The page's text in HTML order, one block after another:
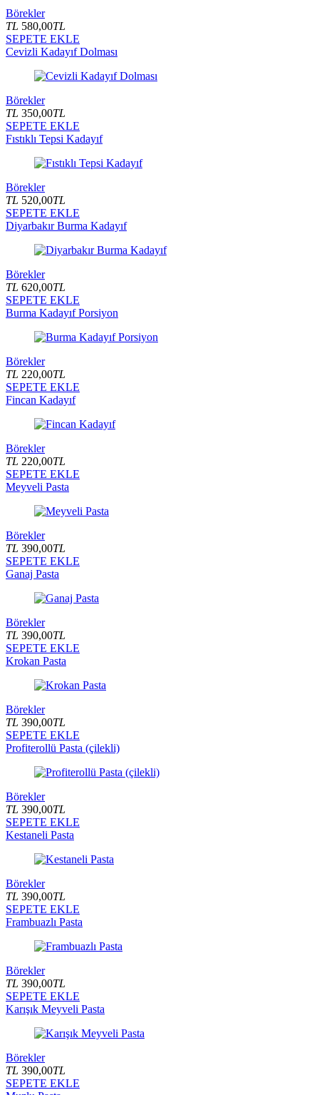
Börekler
TL 580,00TL
SEPETE EKLE
Cevizli Kadayıf Dolması
Börekler
TL 350,00TL
SEPETE EKLE
Fıstıklı Tepsi Kadayıf
Börekler
TL 520,00TL
SEPETE EKLE
Diyarbakır Burma Kadayıf
Börekler
TL 620,00TL
SEPETE EKLE
Burma Kadayıf Porsiyon
Börekler
TL 220,00TL
SEPETE EKLE
Fincan Kadayıf
Börekler
TL 220,00TL
SEPETE EKLE
Meyveli Pasta
Börekler
TL 390,00TL
SEPETE EKLE
Ganaj Pasta
Börekler
TL 390,00TL
SEPETE EKLE
Krokan Pasta
Börekler
TL 390,00TL
SEPETE EKLE
Profiterollü Pasta (çilekli)
Börekler
TL 390,00TL
SEPETE EKLE
Kestaneli Pasta
Börekler
TL 390,00TL
SEPETE EKLE
Frambuazlı Pasta
Börekler
TL 390,00TL
SEPETE EKLE
Karışık Meyveli Pasta
Börekler
TL 390,00TL
SEPETE EKLE